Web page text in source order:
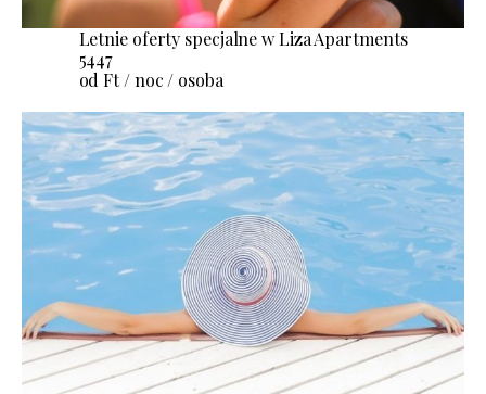
Letnie oferty specjalne w Liza Apartments
5447
od Ft / noc / osoba